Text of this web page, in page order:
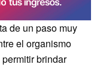
de un paso muy
el organismo
brindar